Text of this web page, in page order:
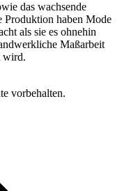
das wachsende
Produktion haben Mode
als sie es ohnehin
Maßarbeit
wird.
vorbehalten.